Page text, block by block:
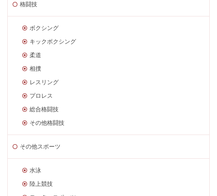
格闘技
ボクシング
キックボクシング
柔道
相撲
レスリング
プロレス
総合格闘技
その他格闘技
その他スポーツ
水泳
陸上競技